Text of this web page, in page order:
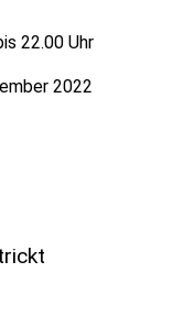
22.00 Uhr
2022